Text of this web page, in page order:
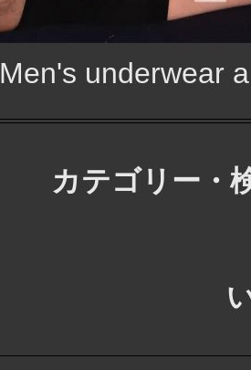
Men's underwear
カテゴリー・